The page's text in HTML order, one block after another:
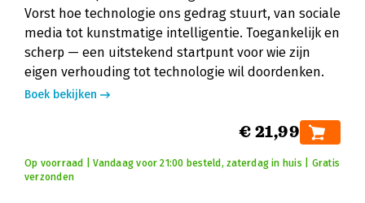
Vorst hoe technologie ons gedrag stuurt, van sociale
media tot kunstmatige intelligentie. Toegankelijk en
scherp — een uitstekend startpunt voor wie zijn
eigen verhouding tot technologie wil doordenken.
Boek bekijken
€ 21,99
Op voorraad | Vandaag voor 21:00 besteld, zaterdag in huis | Gratis
verzonden